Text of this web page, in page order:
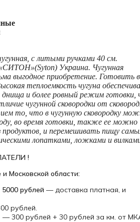
с литыми ручками 40 см.
Украина. Чугунная
выгодное приобретение. Готовить
теплоемкость чугуна
днища и более ровный режим готовки,
чугунной сковородки от
то, что в чугунную сковородку
во время готовки, также ее можно
продуктов, и перемешивать пищу
лопатками, ложками и
!
Московской области:
рублей — доставка платная, и
рублей.
— 300 рублей + 30 рублей за км. от